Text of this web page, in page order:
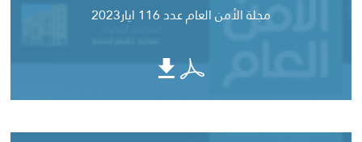
مجلة الأمن العام عدد 116 ايار2023